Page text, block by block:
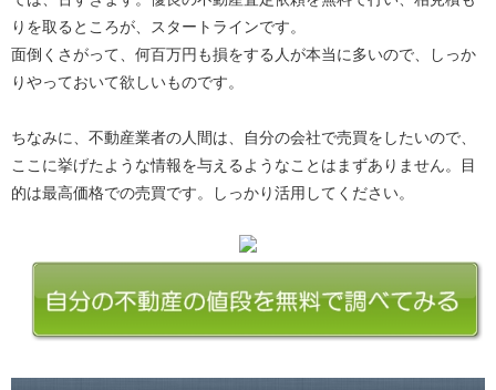
りを取るところが、スタートラインです。
面倒くさがって、何百万円も損をする人が本当に多いので、しっか
りやっておいて欲しいものです。
ちなみに、不動産業者の人間は、自分の会社で売買をしたいので、
ここに挙げたような情報を与えるようなことはまずありません。目
的は最高価格での売買です。しっかり活用してください。